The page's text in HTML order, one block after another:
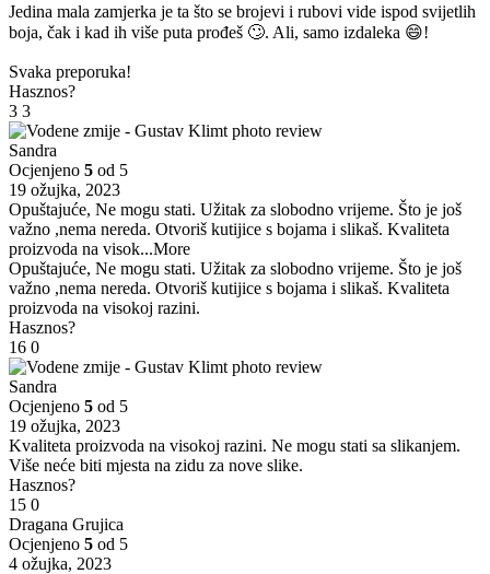
Jedina mala zamjerka je ta što se brojevi i rubovi vide ispod svijetlih
boja, čak i kad ih više puta prođeš 🙄. Ali, samo izdaleka 😄!
Svaka preporuka!
Hasznos?
3 3
Sandra
Ocjenjeno 5 od 5
19 ožujka, 2023
Opuštajuće, Ne mogu stati. Užitak za slobodno vrijeme. Što je još
važno ,nema nereda. Otvoriš kutijice s bojama i slikaš. Kvaliteta
proizvoda na visok...More
Opuštajuće, Ne mogu stati. Užitak za slobodno vrijeme. Što je još
važno ,nema nereda. Otvoriš kutijice s bojama i slikaš. Kvaliteta
proizvoda na visokoj razini.
Hasznos?
16 0
Sandra
Ocjenjeno 5 od 5
19 ožujka, 2023
Kvaliteta proizvoda na visokoj razini. Ne mogu stati sa slikanjem.
Više neće biti mjesta na zidu za nove slike.
Hasznos?
15 0
Dragana Grujica
Ocjenjeno 5 od 5
4 ožujka, 2023